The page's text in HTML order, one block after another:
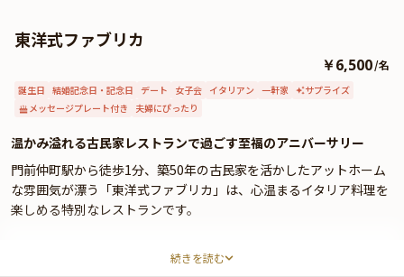
東洋式ファブリカ
￥6,500/名
誕生日 結婚記念日・記念日 デート 女子会 イタリアン 一軒家
サプライズ
メッセージプレート付き
夫婦にぴったり
温かみ溢れる古民家レストランで過ごす至福のアニバーサリー
門前仲町駅から徒歩1分、築50年の古民家を活かしたアットホーム
な雰囲気が漂う「東洋式ファブリカ」は、心温まるイタリア料理を
楽しめる特別なレストランです。
る全5品のアニバーサリーコースは、まるでイタリアの田舎にいる
続きを読む